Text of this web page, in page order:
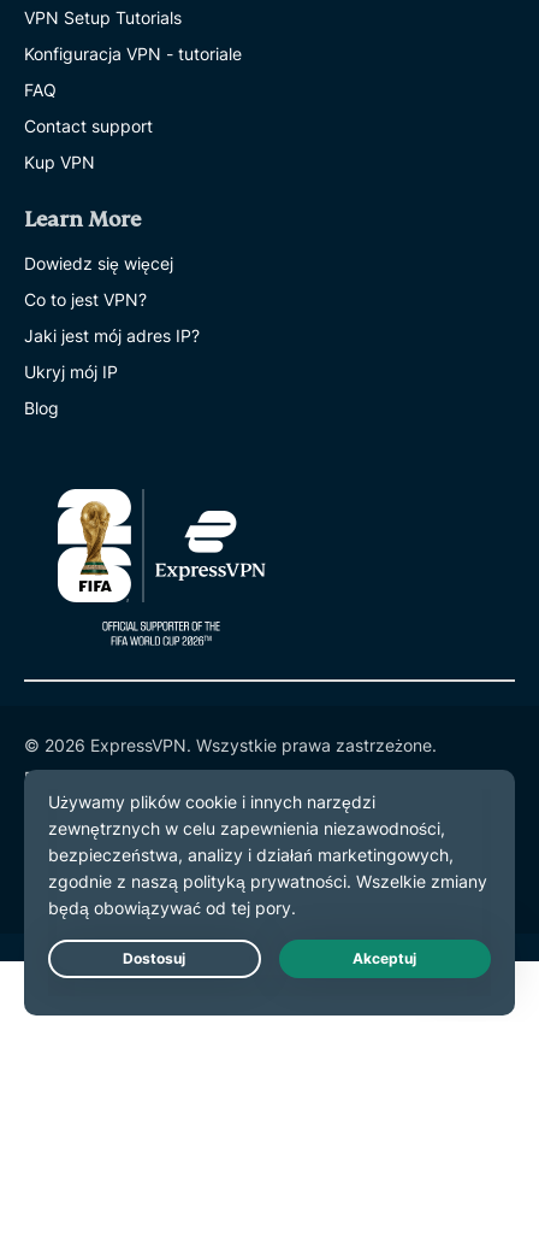
VPN Setup Tutorials
Konfiguracja VPN - tutoriale
FAQ
Contact support
Kup VPN
Learn More
Dowiedz się więcej
Co to jest VPN?
Jaki jest mój adres IP?
Ukryj mój IP
Blog
© 2026 ExpressVPN. Wszystkie prawa zastrzeżone.
Polityka prywatności
Warunki użytkowania
preferencje plików cookie
Live Chat